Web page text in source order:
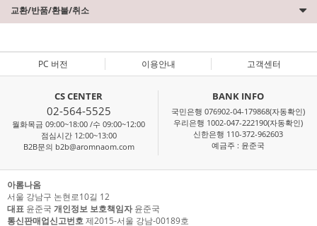
교환/반품/환불/취소
PC 버전 이용안내 고객센터
CS CENTER
02-564-5525
월화목금 09:00~18:00 /수 09:00~12:00
점심시간 12:00~13:00
B2B문의 b2b@aromnaom.com
BANK INFO
국민은행 076902-04-179868(자동확인)
우리은행 1002-047-222190(자동확인)
신한은행 110-372-962603
예금주 : 윤준국
아롬나옴
서울 강남구 논현로10길 12
대표 윤준국 개인정보 보호책임자윤준국
통신판매업신고번호제2015-서울 강남-00189호